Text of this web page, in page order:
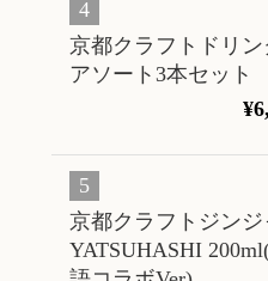
京都クラフトドリン
アソート3本セット
京都クラフトジンジ
YATSUHASHI